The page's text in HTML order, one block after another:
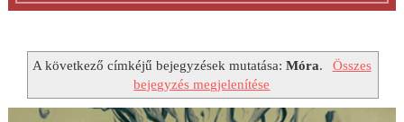
A következő címkéjű bejegyzések mutatása:Móra.
Összes
bejegyzés megjelenítése